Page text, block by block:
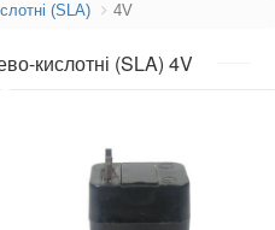
(SLA) 4V
кислотні (SLA) 4V